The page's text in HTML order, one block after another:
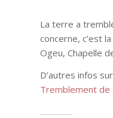
La terre a
concerne, c’est
Ogeu, Chapelle
D’autres infos
Tremblement